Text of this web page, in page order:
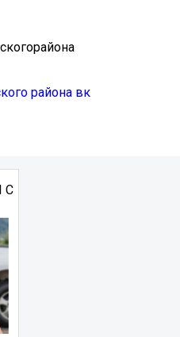
района вк
С